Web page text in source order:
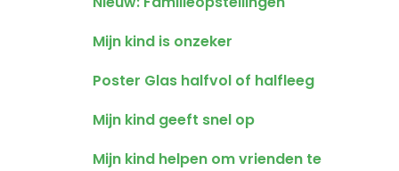
Mijn kind is onzeker
Poster Glas halfvol of halfleeg
Mijn kind geeft snel op
Mijn kind helpen om vrienden te